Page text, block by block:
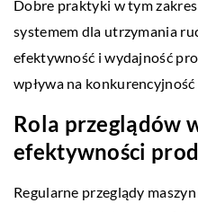
Dobre praktyki w tym
systemem dla utrzymania
efektywność i wydajność
wpływa na
Rola przeglądów
efektywności
Regularne przeglądy